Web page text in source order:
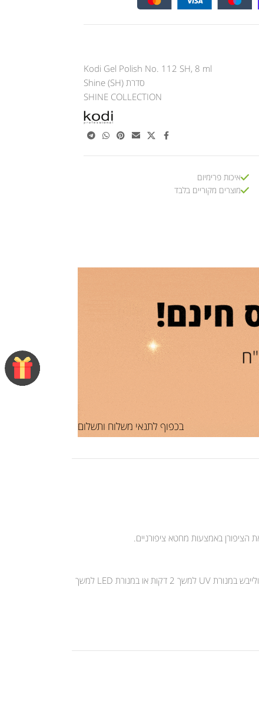
Kodi Gel Polish No. 112 SH, 8 ml
סדרת Shine (SH)
SHINE COLLECTION
איכות פרימיום
מוצרים מקוריים בלבד
בכפוף לתנאי משלוח ותשלום
הציפורן באמצעות מחטא ציפורניים.
יש למרוח שכבה דקה של קומילפו לק ג’ל ולייבש במנורת UV למשך 2 דקות או במנורת LED למשך 30 שניות. לאחר מכן יש למרוח שכבה נוספת של קומילפו לק ג’ל ולייבש במנורת UV למשך 2 דקות או במנורת LED למשך